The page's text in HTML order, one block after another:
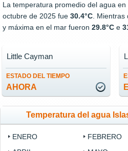
La temperatura promedio del agua
octubre de 2025 fue 30.4°C .
y máxima en el mar fueron 29.8°C e
ESTADO DEL TIEMPO
AHORA
Little Cayman
Temperatura del agua
ENERO FEBRERO